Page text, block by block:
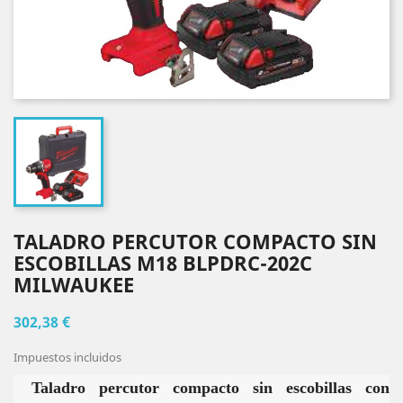
TALADRO PERCUTOR COMPACTO SIN
ESCOBILLAS M18 BLPDRC-202C
MILWAUKEE
302,38 €
Impuestos incluidos
Taladro percutor compacto sin escobillas con